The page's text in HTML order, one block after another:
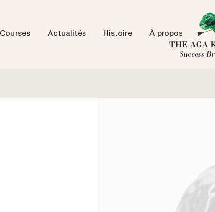
Courses Actualités Histoire À propos